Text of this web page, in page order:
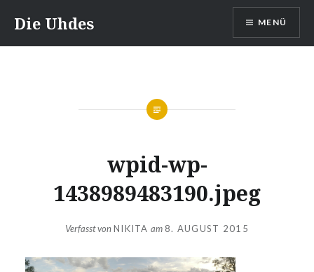
Inhalt
springen
Die Uhdes MENÜ
wpid-wp-
1438989483190.jpeg
Verfasst vonNIKITA am 8. AUGUST 2015